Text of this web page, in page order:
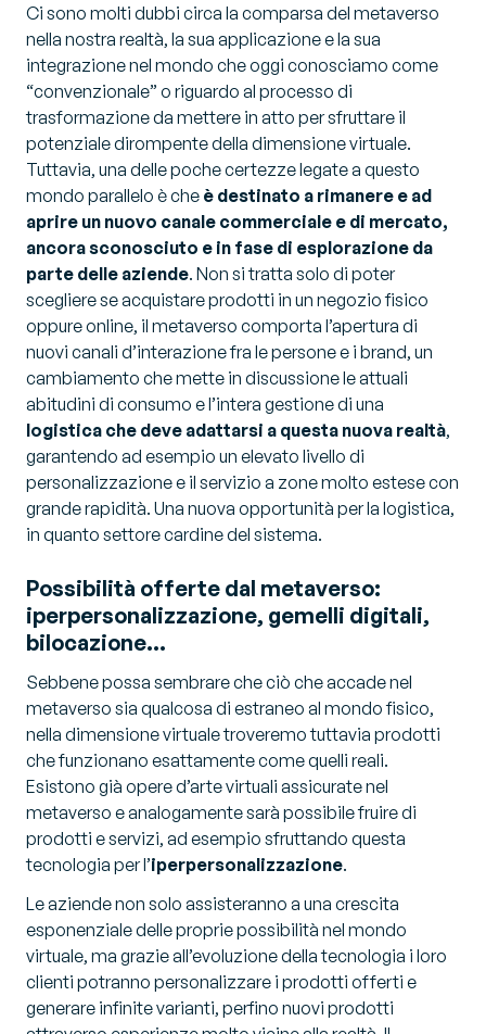
Ci sono molti dubbi circa la comparsa del metaverso
nella nostra realtà, la sua applicazione e la sua
integrazione nel mondo che oggi conosciamo come
“convenzionale” o riguardo al processo di
trasformazione da mettere in atto per sfruttare il
potenziale dirompente della dimensione virtuale.
Tuttavia, una delle poche certezze legate a questo
mondo parallelo è che è destinato a rimanere e ad
aprire un nuovo canale commerciale e di mercato,
ancora sconosciuto e in fase di esplorazione da
parte delle aziende. Non si tratta solo di poter
scegliere se acquistare prodotti in un negozio fisico
oppure online, il metaverso comporta l’apertura di
nuovi canali d’interazione fra le persone e i brand, un
cambiamento che mette in discussione le attuali
abitudini di consumo e l’intera gestione di una
logistica che deve adattarsi a questa nuova realtà,
garantendo ad esempio un elevato livello di
personalizzazione e il servizio a zone molto estese con
grande rapidità. Una nuova opportunità per la logistica,
in quanto settore cardine del sistema.
Possibilità offerte dal metaverso:
iperpersonalizzazione, gemelli digitali,
bilocazione…
Sebbene possa sembrare che ciò che accade nel
metaverso sia qualcosa di estraneo al mondo fisico,
nella dimensione virtuale troveremo tuttavia prodotti
che funzionano esattamente come quelli reali.
Esistono già opere d’arte virtuali assicurate nel
metaverso e analogamente sarà possibile fruire di
prodotti e servizi, ad esempio sfruttando questa
tecnologia per l’iperpersonalizzazione.
Le aziende non solo assisteranno a una crescita
esponenziale delle proprie possibilità nel mondo
virtuale, ma grazie all’evoluzione della tecnologia i loro
clienti potranno personalizzare i prodotti offerti e
generare infinite varianti, perfino nuovi prodotti